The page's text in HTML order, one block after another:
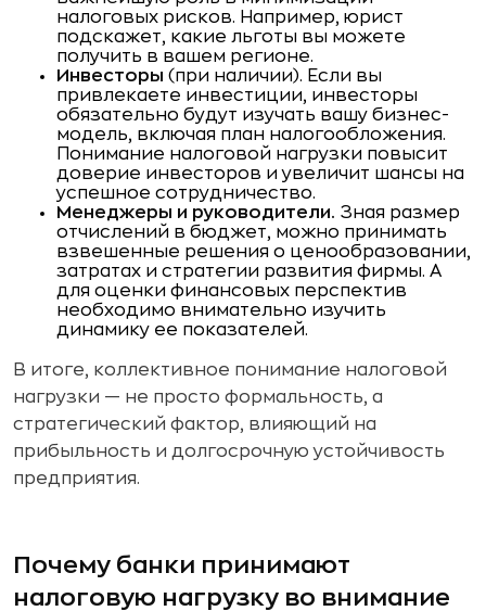
налоговых рисков. Например, юрист
подскажет, какие льготы вы можете
получить в вашем регионе.
Инвесторы (при наличии). Если вы
привлекаете инвестиции, инвесторы
обязательно будут изучать вашу бизнес-
модель, включая план налогообложения.
Понимание налоговой нагрузки повысит
доверие инвесторов и увеличит шансы на
успешное сотрудничество.
Менеджеры и руководители. Зная размер
отчислений в бюджет, можно принимать
взвешенные решения о ценообразовании,
затратах и стратегии развития фирмы. А
для оценки финансовых перспектив
необходимо внимательно изучить
динамику ее показателей.
В итоге, коллективное понимание налоговой
нагрузки — не просто формальность, а
стратегический фактор, влияющий на
прибыльность и долгосрочную устойчивость
предприятия.
Почему банки принимают
налоговую нагрузку во внимание